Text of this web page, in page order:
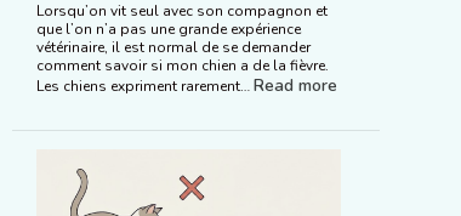
Lorsqu’on vit seul avec son compagnon et
que l’on n’a pas une grande expérience
vétérinaire, il est normal de se demander
comment savoir si mon chien a de la fièvre.
Les chiens expriment rarement…Read more